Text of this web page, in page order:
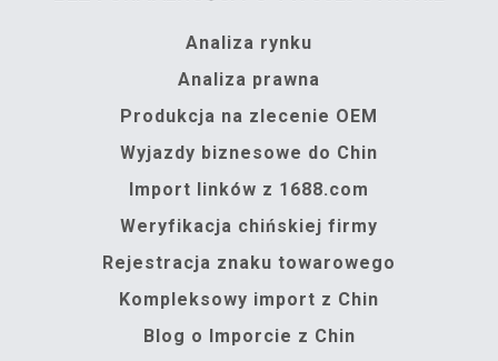
Analiza rynku
Analiza prawna
Produkcja na zlecenie OEM
Wyjazdy biznesowe do Chin
Import linków z 1688.com
Weryfikacja chińskiej firmy
Rejestracja znaku towarowego
Kompleksowy import z Chin
Blog o Imporcie z Chin